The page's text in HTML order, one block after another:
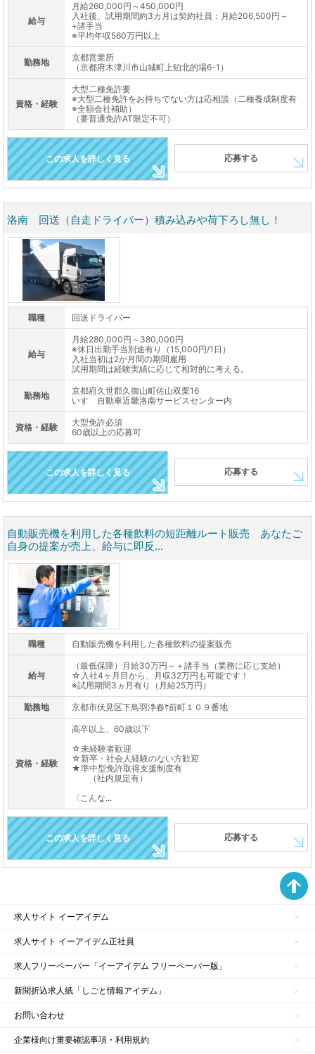
給与
月給260,000円～450,000円
入社後、試用期間約3カ月は契約社員：月給206,500円～
+諸手当
※平均年収560万円以上
勤務地
京都営業所
（京都府木津川市山城町上狛北的場6-1）
資格・経験
大型二種免許要
※大型二種免許をお持ちでない方は応相談（二種養成制度有
※全額会社補助）
（要普通免許AT限定不可）
この求人を詳しく見る 応募する
洛南 回送（自走ドライバー）積み込みや荷下ろし無し！
職種 回送ドライバー
給与
月給280,000円～380,000円
※休日出勤手当別途有り（15,000円/1日）
入社当初は2か月間の期間雇用
試用期間は経験実績に応じて相対的に考える。
勤務地
京都府久世郡久御山町佐山双栗16
いすゞ自動車近畿洛南サービスセンター内
資格・経験
大型免許必須
60歳以上の応募可
この求人を詳しく見る 応募する
自動販売機を利用した各種飲料の短距離ルート販売 あなたご
自身の提案が売上、給与に即反...
職種 自動販売機を利用した各種飲料の提案販売
給与
（最低保障）月給30万円～＋諸手当（業務に応じ支給）
☆入社4ヶ月目から、月収32万円も可能です！
※試用期間3ヵ月有り（月給25万円）
勤務地 京都市伏見区下鳥羽浄春ｹ前町１０９番地
資格・経験
高卒以上、60歳以下
☆未経験者歓迎
☆新卒・社会人経験のない方歓迎
★準中型免許取得支援制度有
（社内規定有）
〈こんな...
この求人を詳しく見る 応募する
求人サイト イーアイデム
求人サイト イーアイデム正社員
求人フリーペーパー「イーアイデム フリーペーパー版」
新聞折込求人紙「しごと情報アイデム」
お問い合わせ
企業様向け重要確認事項・利用規約